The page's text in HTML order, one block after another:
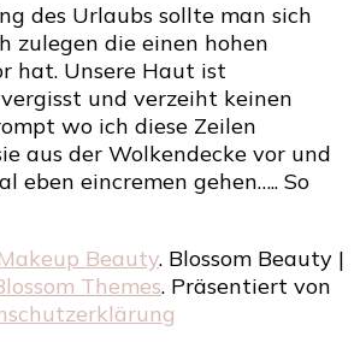
Sun
Pflegendes
und
50+
des Urlaubs sollte man sich
zulegen die einen hohen
hat. Unsere Haut ist
und verzeiht keinen
wo ich diese Zeilen
aus der Wolkendecke vor und
eben eincremen gehen….. So
Beauty. Blossom Beauty |
Themes. Präsentiert von